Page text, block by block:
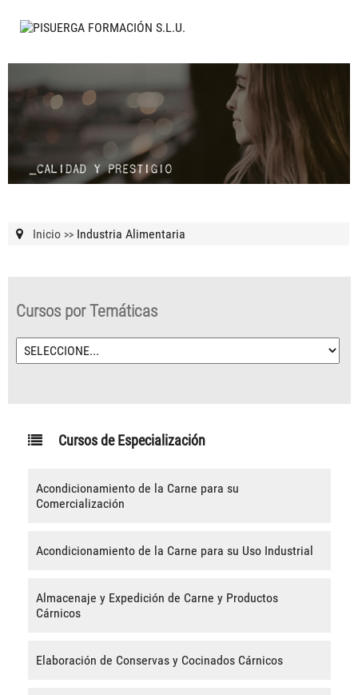
Inicio >> Industria Alimentaria
Cursos por Temáticas
Cursos de Especialización
Acondicionamiento de la Carne para su
Comercialización
Acondicionamiento de la Carne para su Uso Industrial
Almacenaje y Expedición de Carne y Productos
Cárnicos
Elaboración de Conservas y Cocinados Cárnicos